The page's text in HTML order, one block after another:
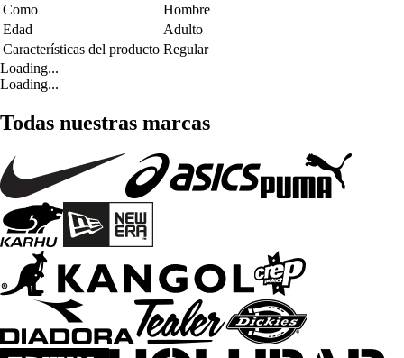
Como
Hombre
Edad
Adulto
Características del producto Regular
Loading...
Loading...
Todas nuestras marcas